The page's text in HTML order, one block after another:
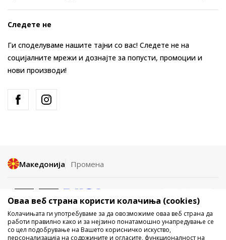
Следете не
Ги споделуваме нашите тајни со вас! Следете не на
социјалните мрежи и дознајте за попусти, промоции и
нови производи!
Македонија Промена
Не е дозволено превземање или користење на содржината од
Оваа веб страна користи колачиња (cookies)
Колачињата ги употребуваме за да овозможиме оваа веб страна да
работи правилно како и за нејзино понатамошно унапредување се
со цел подобрување на Вашето корисничко искуство,
персонализација на содржините и огласите, функционалност на